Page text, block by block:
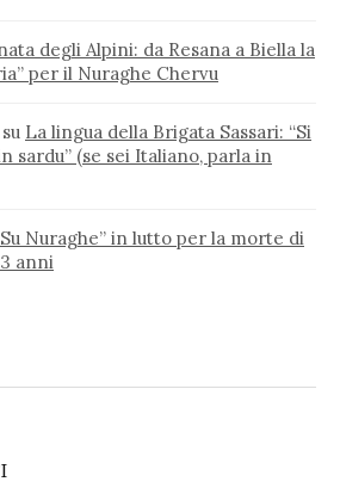
degli Alpini: da Resana a Biella la
per il Nuraghe Chervu
su La lingua della Brigata Sassari: “Si
sardu” (se sei Italiano, parla in
Nuraghe” in lutto per la morte di
anni